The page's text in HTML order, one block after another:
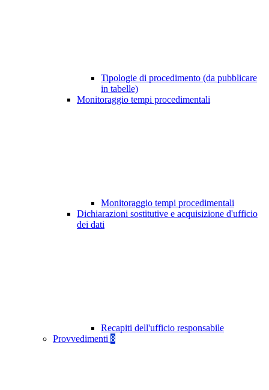
Tipologie di procedimento (da pubblicare
in tabelle)
Monitoraggio tempi procedimentali
Monitoraggio tempi procedimentali
Dichiarazioni sostitutive e acquisizione d'ufficio
dei dati
Recapiti dell'ufficio responsabile
Provvedimenti 8